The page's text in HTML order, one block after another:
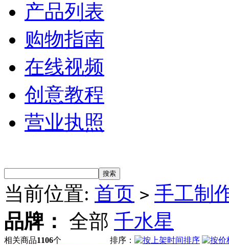
产品列表
购物指南
在线视频
创意教程
营业执照
当前位置: 首页 > 手工制
品牌：
全部 千水星
相关商品1106个 排序：